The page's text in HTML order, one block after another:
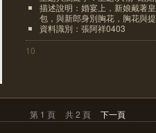
描述說明：婚宴上，新娘戴著
包，與新郎身別胸花，胸花與
資料識別：張阿祥0403
10
第 1 頁 共 2 頁 下一頁